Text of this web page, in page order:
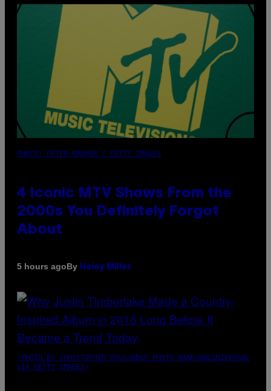
PHOTO: PETER KRAMER / GETTY IMAGES
4 Iconic MTV Shows From the
2000s You Definitely Forgot
About
5 hours agoBy Haley Miller
(PHOTO BY CHRISTOPHER POLK/NBCU PHOTO BANK/NBCUNIVERSAL
VIA GETTY IMAGES)